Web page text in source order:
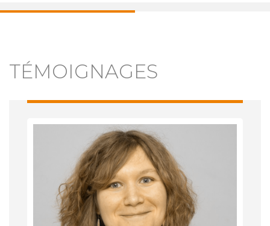
TÉMOIGNAGES